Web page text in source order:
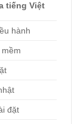
tiếng Việt
hành
mềm
đặt